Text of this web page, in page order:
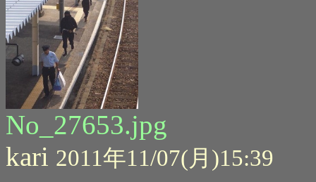
No_27653.jpg
kari 2011年11/07(月)15:39